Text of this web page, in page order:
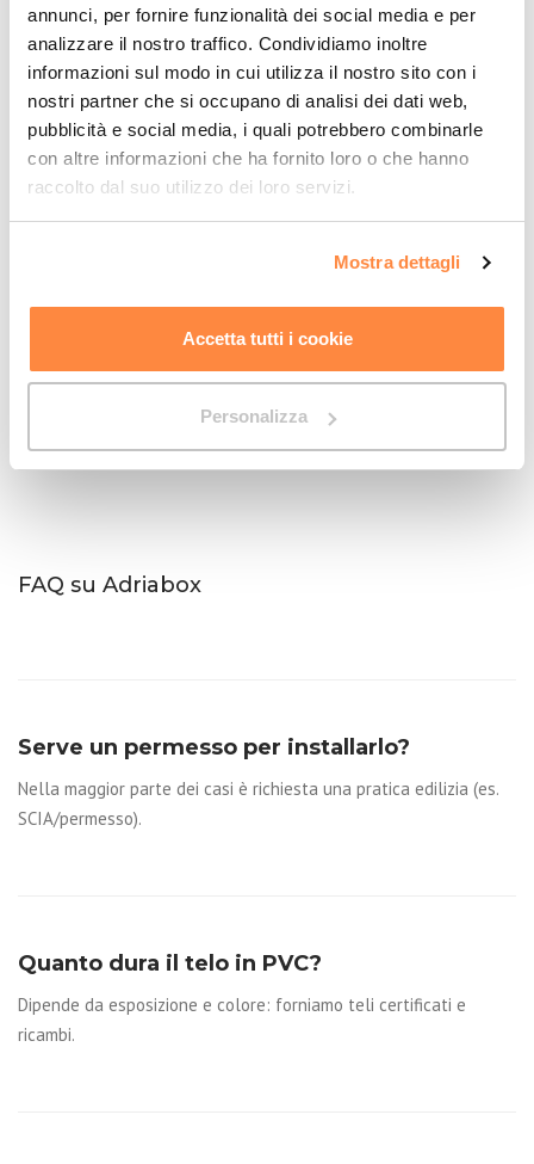
annunci, per fornire funzionalità dei social media e per
analizzare il nostro traffico. Condividiamo inoltre
informazioni sul modo in cui utilizza il nostro sito con i
nostri partner che si occupano di analisi dei dati web,
pubblicità e social media, i quali potrebbero combinarle
con altre informazioni che ha fornito loro o che hanno
raccolto dal suo utilizzo dei loro servizi.
Mostra dettagli
Accetta tutti i cookie
Personalizza
Telo: PVC ad alta resistenza con certificazione della casa
produttrice.
Modularità: tre larghezze disponibili per una profondità su
misura, con possibilità di futuri ampliamenti.
Installazione: semplice e veloce su apposite zavorre in
cemento armato.
layout esistente.
Su qualsiasi terreno stabilizzato e pianeggiante
Magazzino o copertura per ogni tua esigenza
FAQ su Adriabox
Serve un permesso per installarlo?
Nella maggior parte dei casi è richiesta una pratica edilizia (es.
SCIA/permesso).
Quanto dura il telo in PVC?
Dipende da esposizione e colore: forniamo teli certificati e
ricambi.